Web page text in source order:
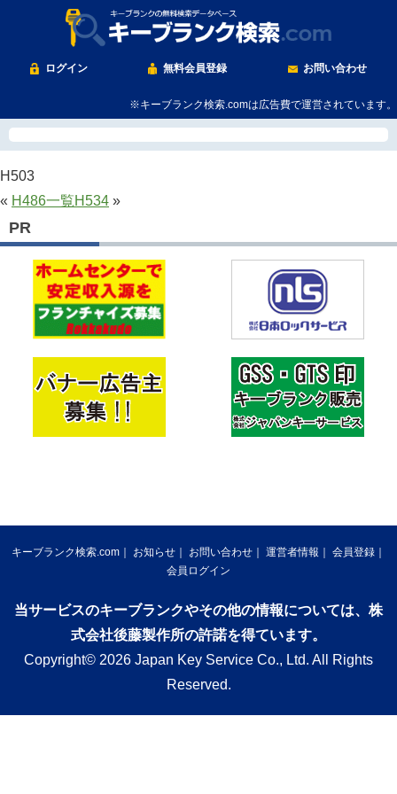
ログイン 無料会員登録 お問い合わせ
※キーブランク検索.comは広告費で運営されています。
H503
« H486一覧H534 »
PR
キーブランク検索.com お知らせ お問い合わせ 運営者情報
会員登録
会員ログイン
当サービスのキーブランクやその他の情報については、株
式会社後藤製作所の許諾を得ています。
Copyright© 2026 Japan Key Service Co., Ltd. All Rights
Reserved.